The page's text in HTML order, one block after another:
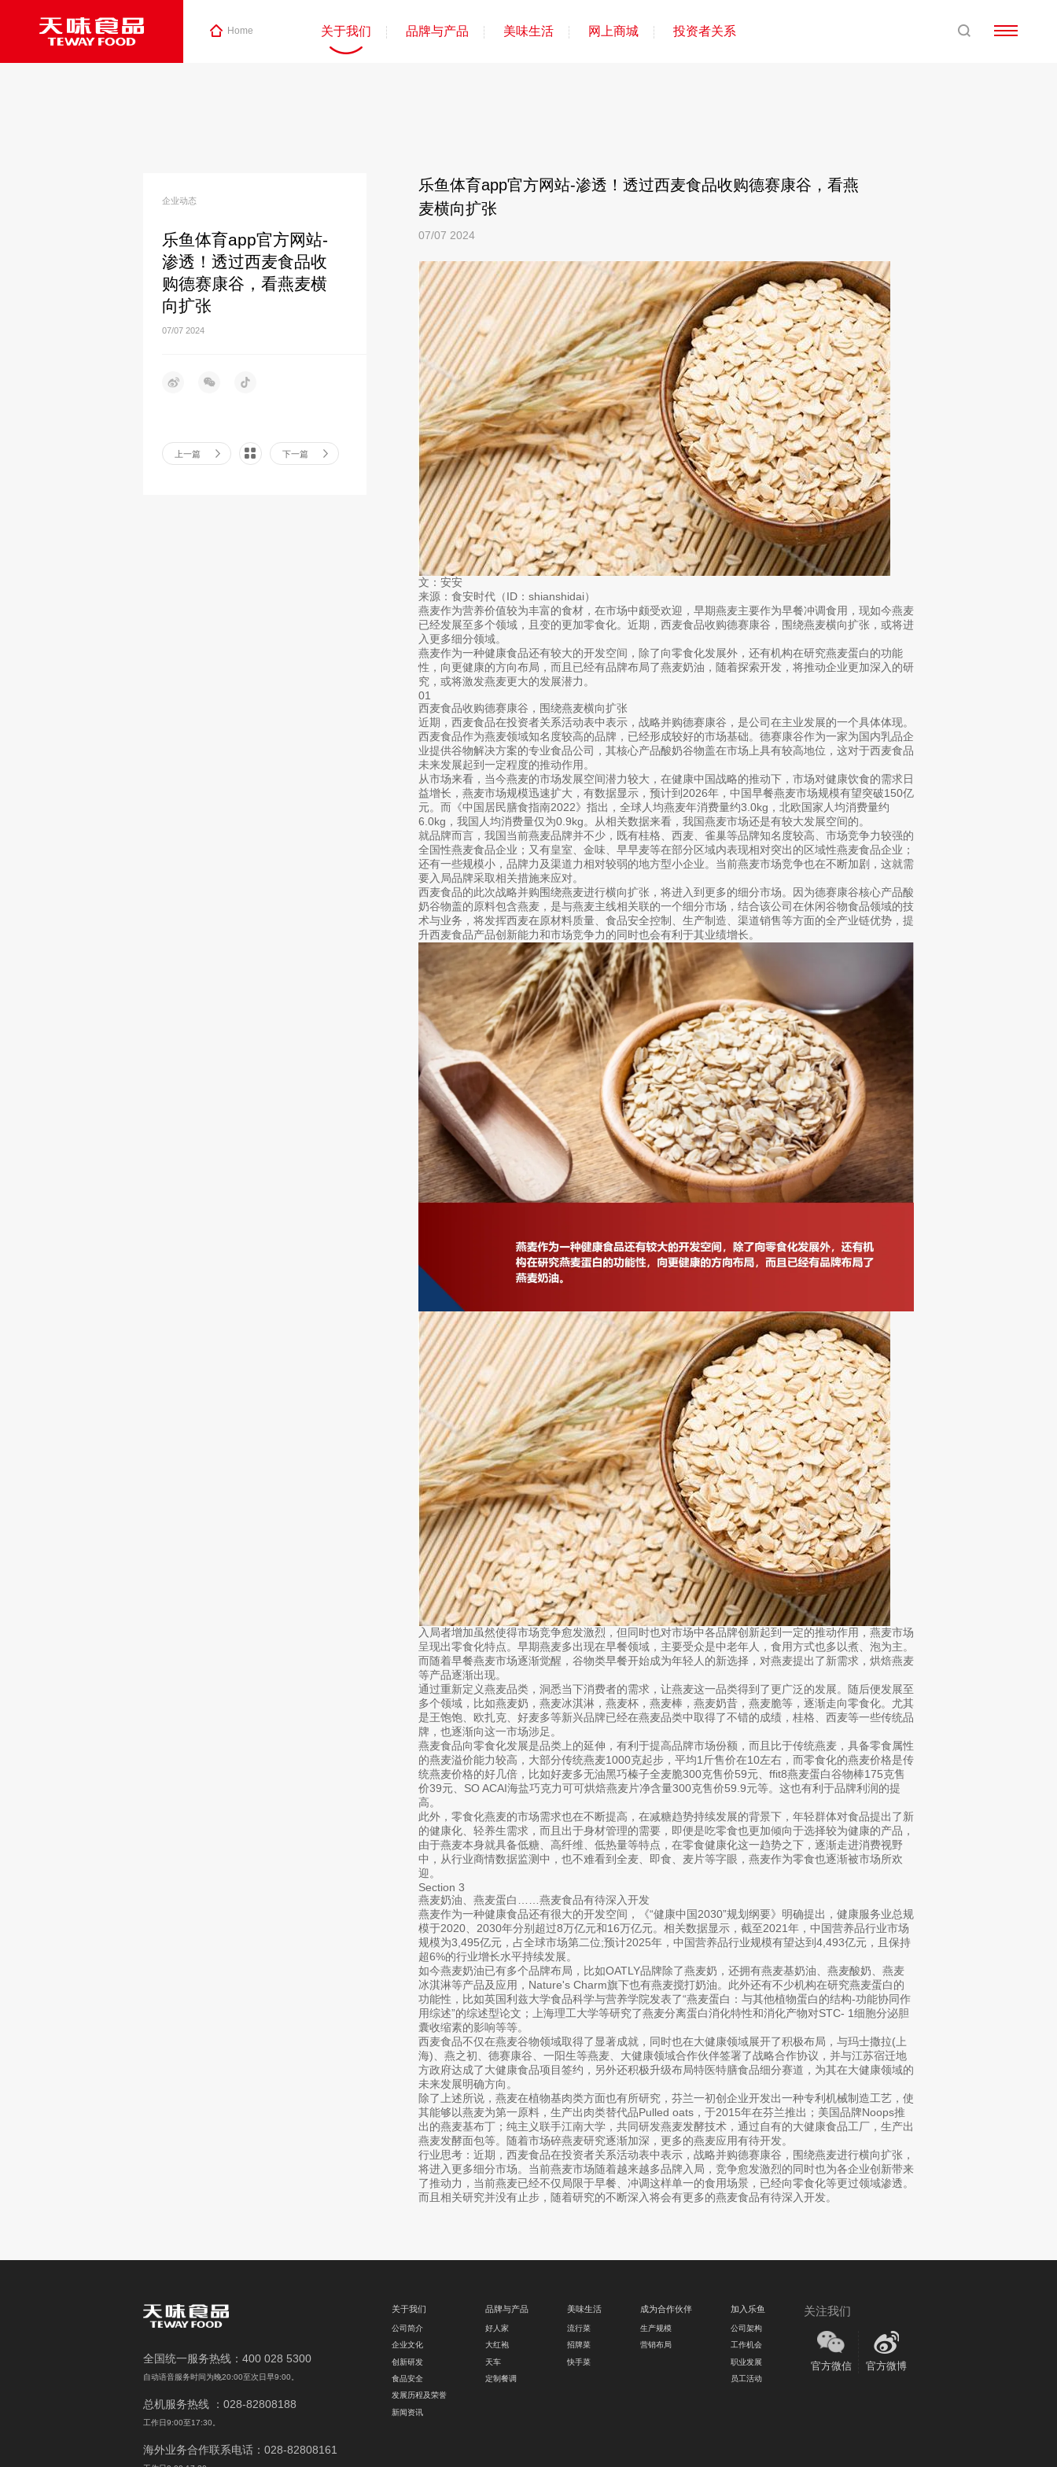
Home 关于我们 品牌与产品 美味生活 网上商城 投资者关系
企业动态
乐鱼体育app官方网站-
渗透！透过西麦食品收
购德赛康谷，看燕麦横
向扩张
07/07 2024
上一篇 下一篇
乐鱼体育app官方网站-渗透！透过西麦食品收购德赛康谷，看燕
麦横向扩张
07/07 2024
文：安安
来源：食安时代（ID：shianshidai）
燕麦作为营养价值较为丰富的食材，在市场中颇受欢迎，早期燕麦主要作为早餐冲调食用，现如今燕麦
已经发展至多个领域，且变的更加零食化。近期，西麦食品收购德赛康谷，围绕燕麦横向扩张，或将进
入更多细分领域。
燕麦作为一种健康食品还有较大的开发空间，除了向零食化发展外，还有机构在研究燕麦蛋白的功能
性，向更健康的方向布局，而且已经有品牌布局了燕麦奶油，随着探索开发，将推动企业更加深入的研
究，或将激发燕麦更大的发展潜力。
01
西麦食品收购德赛康谷，围绕燕麦横向扩张
近期，西麦食品在投资者关系活动表中表示，战略并购德赛康谷，是公司在主业发展的一个具体体现。
西麦食品作为燕麦领域知名度较高的品牌，已经形成较好的市场基础。德赛康谷作为一家为国内乳品企
业提供谷物解决方案的专业食品公司，其核心产品酸奶谷物盖在市场上具有较高地位，这对于西麦食品
未来发展起到一定程度的推动作用。
从市场来看，当今燕麦的市场发展空间潜力较大，在健康中国战略的推动下，市场对健康饮食的需求日
益增长，燕麦市场规模迅速扩大，有数据显示，预计到2026年，中国早餐燕麦市场规模有望突破150亿
元。而《中国居民膳食指南2022》指出，全球人均燕麦年消费量约3.0kg，北欧国家人均消费量约
6.0kg，我国人均消费量仅为0.9kg。从相关数据来看，我国燕麦市场还是有较大发展空间的。
就品牌而言，我国当前燕麦品牌并不少，既有桂格、西麦、雀巢等品牌知名度较高、市场竞争力较强的
全国性燕麦食品企业；又有皇室、金味、早早麦等在部分区域内表现相对突出的区域性燕麦食品企业；
还有一些规模小，品牌力及渠道力相对较弱的地方型小企业。当前燕麦市场竞争也在不断加剧，这就需
要入局品牌采取相关措施来应对。
西麦食品的此次战略并购围绕燕麦进行横向扩张，将进入到更多的细分市场。因为德赛康谷核心产品酸
奶谷物盖的原料包含燕麦，是与燕麦主线相关联的一个细分市场，结合该公司在休闲谷物食品领域的技
术与业务，将发挥西麦在原材料质量、食品安全控制、生产制造、渠道销售等方面的全产业链优势，提
升西麦食品产品创新能力和市场竞争力的同时也会有利于其业绩增长。
入局者增加虽然使得市场竞争愈发激烈，但同时也对市场中各品牌创新起到一定的推动作用，燕麦市场
呈现出零食化特点。早期燕麦多出现在早餐领域，主要受众是中老年人，食用方式也多以煮、泡为主。
而随着早餐燕麦市场逐渐觉醒，谷物类早餐开始成为年轻人的新选择，对燕麦提出了新需求，烘焙燕麦
等产品逐渐出现。
通过重新定义燕麦品类，洞悉当下消费者的需求，让燕麦这一品类得到了更广泛的发展。随后便发展至
多个领域，比如燕麦奶，燕麦冰淇淋，燕麦杯，燕麦棒，燕麦奶昔，燕麦脆等，逐渐走向零食化。尤其
是王饱饱、欧扎克、好麦多等新兴品牌已经在燕麦品类中取得了不错的成绩，桂格、西麦等一些传统品
牌，也逐渐向这一市场涉足。
燕麦食品向零食化发展是品类上的延伸，有利于提高品牌市场份额，而且比于传统燕麦，具备零食属性
的燕麦溢价能力较高，大部分传统燕麦1000克起步，平均1斤售价在10左右，而零食化的燕麦价格是传
统燕麦价格的好几倍，比如好麦多无油黑巧榛子全麦脆300克售价59元、ffit8燕麦蛋白谷物棒175克售
价39元、SO ACAI海盐巧克力可可烘焙燕麦片净含量300克售价59.9元等。这也有利于品牌利润的提
高。
此外，零食化燕麦的市场需求也在不断提高，在减糖趋势持续发展的背景下，年轻群体对食品提出了新
的健康化、轻养生需求，而且出于身材管理的需要，即便是吃零食也更加倾向于选择较为健康的产品，
由于燕麦本身就具备低糖、高纤维、低热量等特点，在零食健康化这一趋势之下，逐渐走进消费视野
中，从行业商情数据监测中，也不难看到全麦、即食、麦片等字眼，燕麦作为零食也逐渐被市场所欢
迎。
Section 3
燕麦奶油、燕麦蛋白……燕麦食品有待深入开发
燕麦作为一种健康食品还有很大的开发空间，《“健康中国2030”规划纲要》明确提出，健康服务业总规
模于2020、2030年分别超过8万亿元和16万亿元。相关数据显示，截至2021年，中国营养品行业市场
规模为3,495亿元，占全球市场第二位;预计2025年，中国营养品行业规模有望达到4,493亿元，且保持
超6%的行业增长水平持续发展。
如今燕麦奶油已有多个品牌布局，比如OATLY品牌除了燕麦奶，还拥有燕麦基奶油、燕麦酸奶、燕麦
冰淇淋等产品及应用，Nature's Charm旗下也有燕麦搅打奶油。此外还有不少机构在研究燕麦蛋白的
功能性，比如英国利兹大学食品科学与营养学院发表了“燕麦蛋白：与其他植物蛋白的结构-功能协同作
用综述”的综述型论文；上海理工大学等研究了燕麦分离蛋白消化特性和消化产物对STC- 1细胞分泌胆
囊收缩素的影响等等。
西麦食品不仅在燕麦谷物领域取得了显著成就，同时也在大健康领域展开了积极布局，与玛士撒拉(上
海)、燕之初、德赛康谷、一阳生等燕麦、大健康领域合作伙伴签署了战略合作协议，并与江苏宿迁地
方政府达成了大健康食品项目签约，另外还积极升级布局特医特膳食品细分赛道，为其在大健康领域的
未来发展明确方向。
除了上述所说，燕麦在植物基肉类方面也有所研究，芬兰一初创企业开发出一种专利机械制造工艺，使
其能够以燕麦为第一原料，生产出肉类替代品Pulled oats，于2015年在芬兰推出；美国品牌Noops推
出的燕麦基布丁；纯主义联手江南大学，共同研发燕麦发酵技术，通过自有的大健康食品工厂，生产出
燕麦发酵面包等。随着市场碎燕麦研究逐渐加深，更多的燕麦应用有待开发。
行业思考：近期，西麦食品在投资者关系活动表中表示，战略并购德赛康谷，围绕燕麦进行横向扩张，
将进入更多细分市场。当前燕麦市场随着越来越多品牌入局，竞争愈发激烈的同时也为各企业创新带来
了推动力，当前燕麦已经不仅局限于早餐、冲调这样单一的食用场景，已经向零食化等更过领域渗透。
而且相关研究并没有止步，随着研究的不断深入将会有更多的燕麦食品有待深入开发。
全国统一服务热线：400 028 5300
自动语音服务时间为晚20:00至次日早9:00。
总机服务热线 ：028-82808188
工作日9:00至17:30。
海外业务合作联系电话：028-82808161
关注我们
官方微信 官方微博
关于我们
公司简介
企业文化
创新研发
食品安全
发展历程及荣誉
新闻资讯
品牌与产品
好人家
大红袍
天车
定制餐调
美味生活
流行菜
招牌菜
快手菜
成为合作伙伴
生产规模
营销布局
加入乐鱼
公司架构
工作机会
职业发展
员工活动